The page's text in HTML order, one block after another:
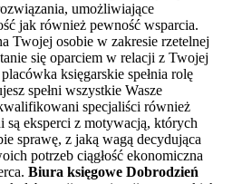
umożliwiające
jak również pewność wsparcia.
Twojej osobie w zakresie rzetelnej
się oparciem w relacji z Twojej
księgarskie spełnia rolę
spełni wszystkie Wasze
specjaliści również
są eksperci z motywacją, których
sprawę, z jaką wagą decydująca
potrzeb ciągłość ekonomiczna
Biura księgowe Dobrodzień